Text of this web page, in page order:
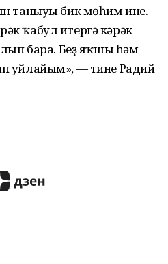
таныуы бик мөһим ине.
ҡабул итергә кәрәк
бара. Беҙ яҡшы һәм
уйлайым», — тине Радий